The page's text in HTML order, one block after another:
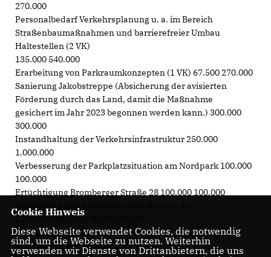
270.000
Personalbedarf Verkehrsplanung u. a. im Bereich
Straßenbaumaßnahmen und barrierefreier Umbau
Haltestellen (2 VK)
135.000 540.000
Erarbeitung von Parkraumkonzepten (1 VK) 67.500 270.000
Sanierung Jakobstreppe (Absicherung der avisierten
Förderung durch das Land, damit die Maßnahme
gesichert im Jahr 2023 begonnen werden kann.) 300.000
300.000
Instandhaltung der Verkehrsinfrastruktur 250.000
1.000.000
Verbesserung der Parkplatzsituation am Nordpark 100.000
100.000
Ertüchtigung Bromberger Straße 28 100.000 100.000
Aufstellung eines Konzepts zum Ausbau der
Ladeinfrastruktur 30.000 30.000
Geschäftsbereich 2.1
Soziales, Jugend, Schule und Integration
Cookie Hinweis
Diese Webseite verwendet Cookies, die notwendig
sind, um die Webseite zu nutzen. Weiterhin
verwenden wir Dienste von Drittanbietern, die uns